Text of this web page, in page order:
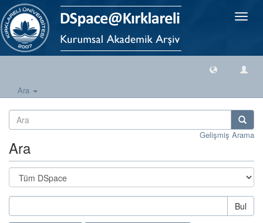
Geçiş
Ara
Gelişmiş Arama
Ara
Bul